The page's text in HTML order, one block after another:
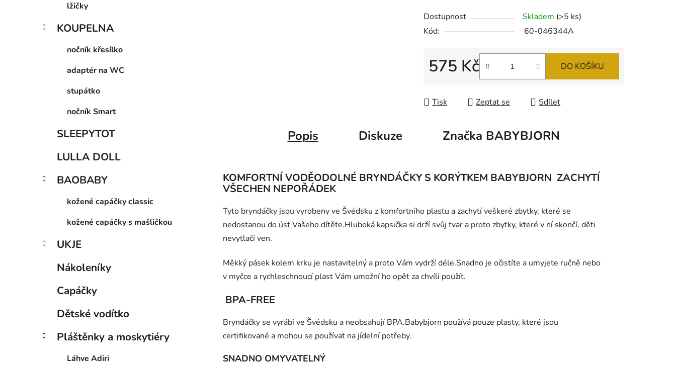
lžičky
KOUPELNA
nočník křesílko
adaptér na WC
stupátko
nočník Smart
SLEEPYTOT
LULLA DOLL
BAOBABY
kožené capáčky classic
kožené capáčky s mašličkou
UKJE
Nákoleníky
Capáčky
Dětské vodítko
Pláštěnky a moskytiéry
Láhve Adiri
Dostupnost Skladem (>5 ks)
Kód:
60-046344A
575 Kč DO KOŠÍKU
Tisk Zeptat se Sdílet
Popis Diskuze Značka BABYBJORN
KOMFORTNÍ VODĚODOLNÉ BRYNDÁČKY S KORÝTKEM BABYBJORN ZACHYTÍ
VŠECHEN NEPOŘÁDEK
Tyto bryndáčky jsou vyrobeny ve Švédsku z komfortního plastu a zachytí veškeré zbytky, které se
nedostanou do úst Vašeho dítěte.Hluboká kapsička si drží svůj tvar a proto zbytky, které v ní skončí, děti
nevytlačí ven.
Měkký pásek kolem krku je nastavitelný a proto Vám vydrží déle.Snadno je očistíte a umyjete ručně nebo
v myčce a rychleschnoucí plast Vám umožní ho opět za chvíli použít.
BPA-FREE
Bryndáčky se vyrábí ve Švédsku a neobsahují BPA.Babybjorn používá pouze plasty, které jsou
certifikované a mohou se používat na jídelní potřeby.
SNADNO OMYVATELNÝ